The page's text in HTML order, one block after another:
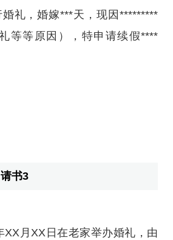
礼，婚嫁***天，现因*********
等等原因），特申请续假****
书3
XX月XX日在老家举办婚礼，由